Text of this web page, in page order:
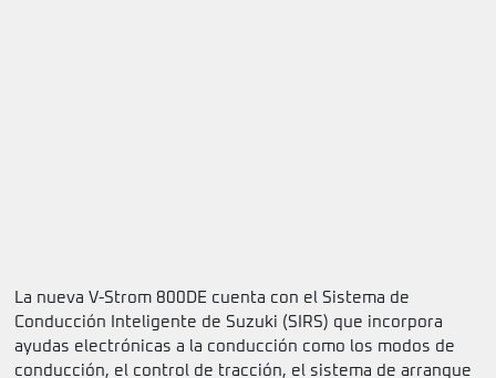
La nueva V-Strom 800DE cuenta con el Sistema de
Conducción Inteligente de Suzuki (SIRS) que incorpora
ayudas electrónicas a la conducción como los modos de
conducción, el control de tracción, el sistema de arranque